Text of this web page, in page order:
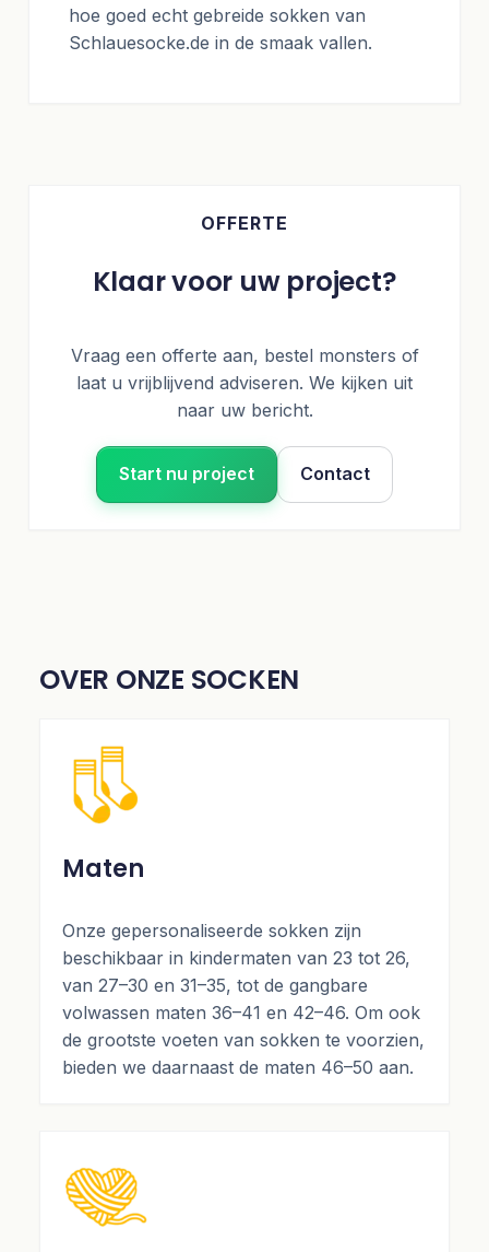
hoe goed echt gebreide sokken van
Schlauesocke.de in de smaak vallen.
OFFERTE
Klaar voor uw project?
Vraag een offerte aan, bestel monsters of
laat u vrijblijvend adviseren. We kijken uit
naar uw bericht.
Start nu project Contact
OVER ONZE SOCKEN
Maten
Onze gepersonaliseerde sokken zijn
beschikbaar in kindermaten van 23 tot 26,
van 27–30 en 31–35, tot de gangbare
volwassen maten 36–41 en 42–46. Om ook
de grootste voeten van sokken te voorzien,
bieden we daarnaast de maten 46–50 aan.